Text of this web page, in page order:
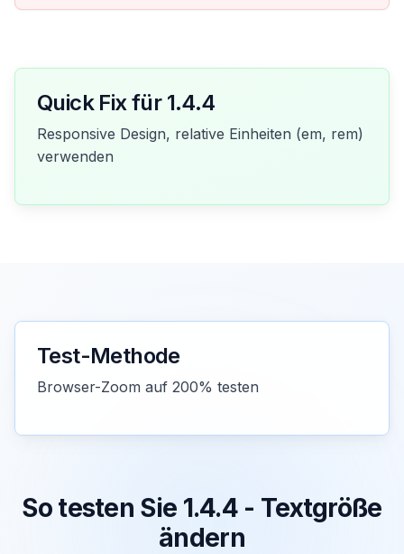
Quick Fix für 1.4.4
Responsive Design, relative Einheiten (em, rem)
verwenden
Test-Methode
Browser-Zoom auf 200% testen
So testen Sie 1.4.4 - Textgröße
ändern